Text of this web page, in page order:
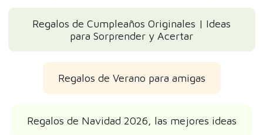
Regalos de Cumpleaños Originales | Ideas
para Sorprender y Acertar
Regalos de Verano para amigas
Regalos de Navidad 2026, las mejores ideas